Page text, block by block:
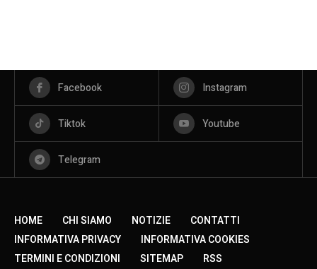
Facebook Instagram
Tiktok Youtube
Telegram
HOME CHI SIAMO NOTIZIE
CONTATTI
INFORMATIVA PRIVACY
INFORMATIVA COOKIES
TERMINI E CONDIZIONI
SITEMAP RSS